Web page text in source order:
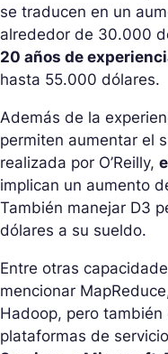
se traducen en un
alrededor de 30.000
20 años de
hasta 55.000 dólares.
Además de la
permiten aumentar el
realizada por O’Reilly,
implican un aumento
También manejar D3
dólares a su sueldo.
Entre otras
mencionar
Hadoop, pero también
plataformas de